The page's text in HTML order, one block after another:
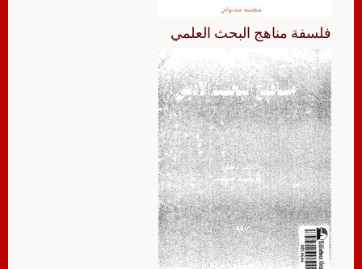
فلسفة مناهج البحث العلمي